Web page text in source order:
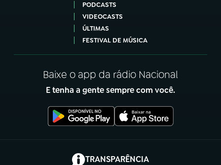
PODCASTS
VIDEOCASTS
ÚLTIMAS
FESTIVAL DE MÚSICA
Baixe o app da rádio Nacional
E tenha a gente sempre com você.
TRANSPARÊNCIA
(abre em nova aba)